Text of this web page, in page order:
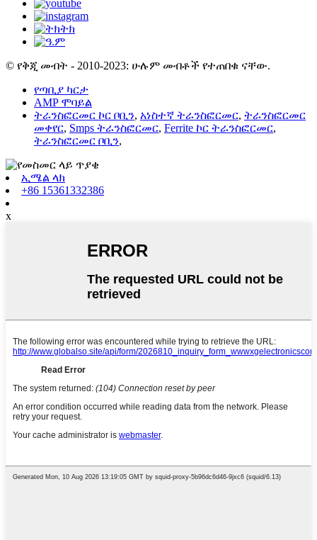
© የቅጂ መብት - 2010-2023: ሁሉም መብቶች የተጠበቁ ናቸው.
የጣቢያ ካርታ
AMP ሞባይል
ትራንስፎርመር ኮር ቦቢን, አነስተኛ ትራንስፎርመር, ትራንስፎርመር
መቀየር, Smps ትራንስፎርመር, Ferrite ኮር ትራንስፎርመር,
ትራንስፎርመር ቦቢን,
ኢሜል ላክ
+86 15361332386
x